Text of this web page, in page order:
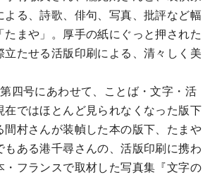
よる、詩歌、俳句、写真、批評など幅
たまや」。厚手の紙にぐっと押された
立たせる活版印刷による、清々しく美
四号にあわせて、ことば・文字・活
在ではほとんど見られなくなった版下
間村さんが装幀した本の版下、たまや
もある港千尋さんの、活版印刷に携わ
・フランスで取材した写真集『文字の